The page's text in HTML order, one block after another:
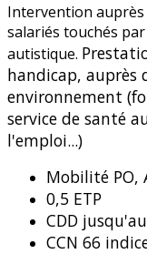
Intervention auprès
salariés touchés
autistique.
handicap, auprès
environnement
service de santé
l'emploi...)
Mobilité PO,
0,5 ETP
CDD
CCN 66